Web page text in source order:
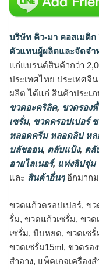
บริษัท คิว-มา คอสเมติก
ตัวแทนผู้ผลิตและจัดจำ
แก่แบรนด์สินค้ากว่า
ประเทศไทย ประเทศจี
ผลิต ได้แก่ สินค้าประเภ
ขวดอะคริลิค, ขวดรอง
เซรั่ม, ขวดดรอปเปอร์
หลอดครีม หลอดลิป ห
บลัชออน, ตลับแป้ง, ตลั
อายไลเนอร์, แท่งลิปจุ่ม
และ สินค้าอื่นๆอีกมาก
ขวดแก้วดรอปเปอร์, ข
รั่ม, ขวดแก้วเซรั่ม, ขว
เซรั่ม, บีบหยด, ขวดเซรั่
ขวดเซรั่ม15ml, ขวดรอ
สำอาง, แพ็คเกจเครื่อง